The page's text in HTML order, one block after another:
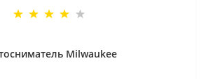
Milwaukee